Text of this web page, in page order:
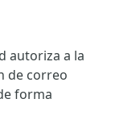
autoriza a la
de correo
forma